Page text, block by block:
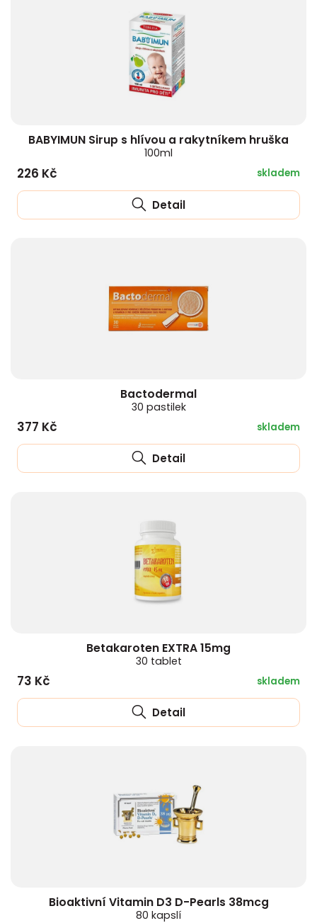
BABYIMUN Sirup s hlívou a rakytníkem hruška
100ml
226 Kč skladem
Detail
Bactodermal
30 pastilek
377 Kč skladem
Detail
Betakaroten EXTRA 15mg
30 tablet
73 Kč skladem
Detail
Bioaktivní Vitamin D3 D-Pearls 38mcg
80 kapslí